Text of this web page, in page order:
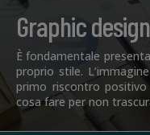
Graphic design
È fondamentale
proprio stile.
primo riscontro
cosa fare per non